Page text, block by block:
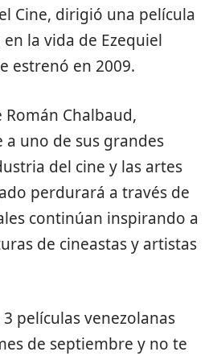
Cine, dirigió una película
la vida de Ezequiel
estrenó en 2009.
Chalbaud,
a uno de sus grandes
del cine y las artes
perdurará a través de
continúan inspirando a
de cineastas y artistas
3 películas venezolanas
de septiembre y no te